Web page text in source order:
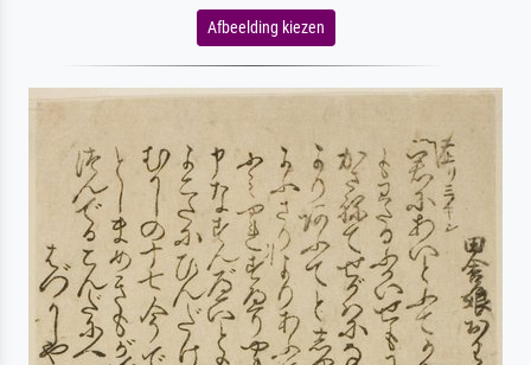
Afbeelding kiezen